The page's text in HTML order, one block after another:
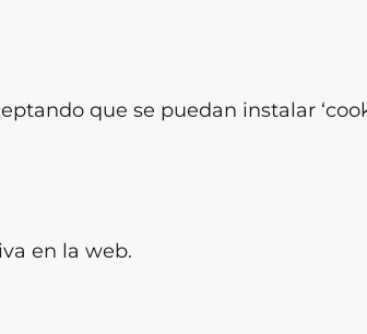
que se puedan instalar
en la web.